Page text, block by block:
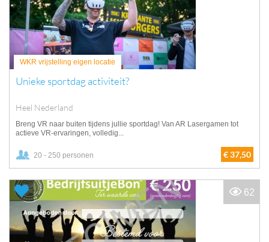
WKR vrijstelling eigen locatie
Unieke sportdag activiteit?
Heel Nederland
Breng VR naar buiten tijdens jullie sportdag! Van AR Lasergamen tot
actieve VR-ervaringen, volledig...
20 - 250 personen € 37,50
62